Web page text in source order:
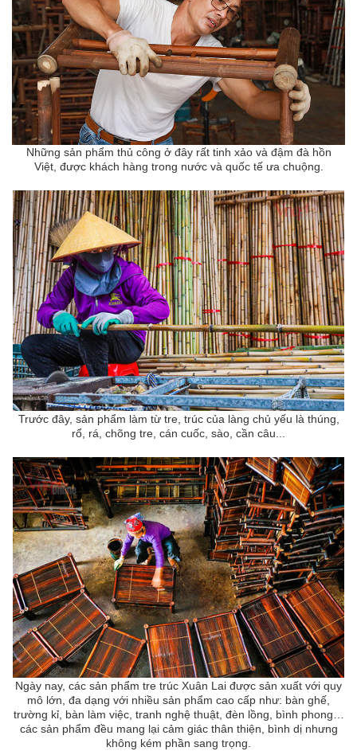
Những sản phẩm thủ công ở đây rất tinh xảo và đậm đà hồn
Việt, được khách hàng trong nước và quốc tế ưa chuộng.
Trước đây, sản phẩm làm từ tre, trúc của làng chủ yếu là thúng,
rổ, rá, chõng tre, cán cuốc, sào, cần câu...
Ngày nay, các sản phẩm tre trúc Xuân Lai được sản xuất với quy
mô lớn, đa dạng với nhiều sản phẩm cao cấp như: bàn ghế,
trường kỉ, bàn làm việc, tranh nghệ thuật, đèn lồng, bình phong…
các sản phẩm đều mang lại cảm giác thân thiện, bình dị nhưng
không kém phần sang trọng.